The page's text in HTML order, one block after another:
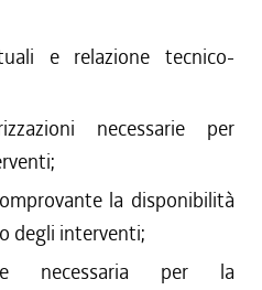
e relazione tecnico-
necessarie per
la disponibilità
degli interventi;
necessaria per la